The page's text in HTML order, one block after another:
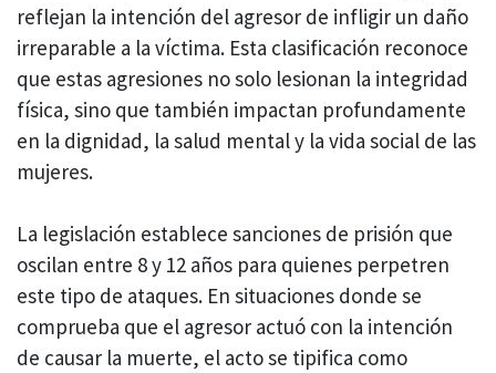
reflejan la intención del agresor de infligir un daño
irreparable a la víctima. Esta clasificación reconoce
que estas agresiones no solo lesionan la integridad
física, sino que también impactan profundamente
en la dignidad, la salud mental y la vida social de las
mujeres.
La legislación establece sanciones de prisión que
oscilan entre 8 y 12 años para quienes perpetren
este tipo de ataques. En situaciones donde se
comprueba que el agresor actuó con la intención
de causar la muerte, el acto se tipifica como